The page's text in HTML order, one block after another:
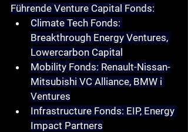
Führende Venture Capital Fonds:
Climate Tech Fonds:
Breakthrough Energy Ventures,
Lowercarbon Capital
Mobility Fonds: Renault-Nissan-
Mitsubishi VC Alliance, BMW i
Ventures
Infrastructure Fonds: EIP, Energy
Impact Partners